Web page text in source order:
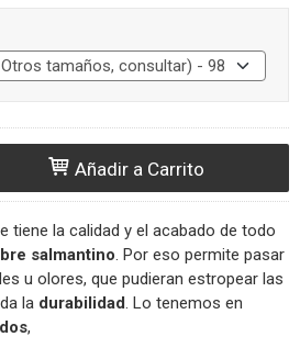
Añadir a Carrito
tiene la calidad y el acabado de todo
salmantino . Por eso permite pasar
u olores, que pudieran estropear las
la durabilidad . Lo tenemos en
,